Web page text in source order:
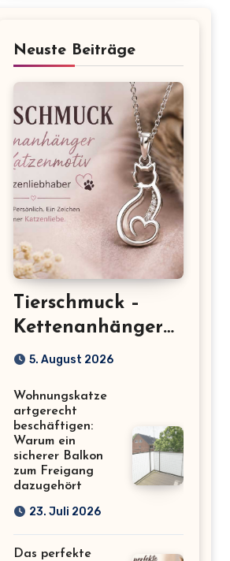
Neuste Beiträge
Tierschmuck –
Kettenanhänger
mit Katzenmotiv
Katzenliebhaber
5. August 2026
Wohnungskatze
artgerecht
beschäftigen:
Warum ein
sicherer Balkon
zum Freigang
dazugehört
23. Juli 2026
Das perfekte